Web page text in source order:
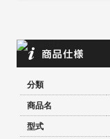
分類
商品名
型式